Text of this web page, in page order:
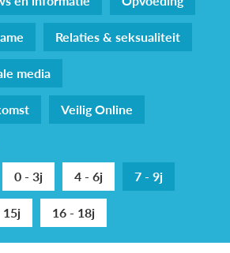
Relaties & seksualiteit
media
Veilig Online
0 - 3j 4 - 6j
7 - 9j
15j 16 - 18j